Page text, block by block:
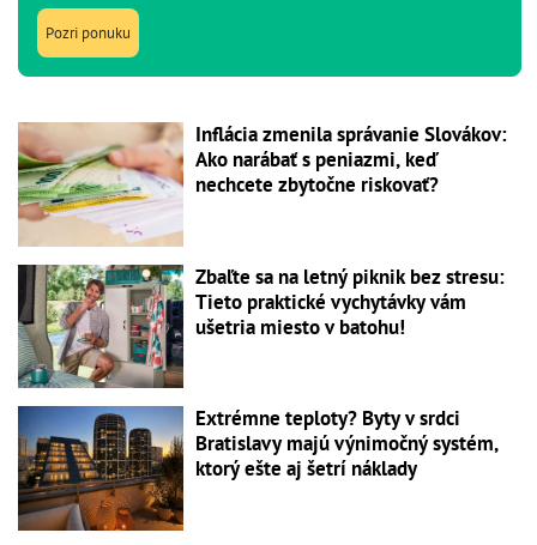
Pozri ponuku
Inflácia zmenila správanie Slovákov:
Ako narábať s peniazmi, keď
nechcete zbytočne riskovať?
Zbaľte sa na letný piknik bez stresu:
Tieto praktické vychytávky vám
ušetria miesto v batohu!
Extrémne teploty? Byty v srdci
Bratislavy majú výnimočný systém,
ktorý ešte aj šetrí náklady